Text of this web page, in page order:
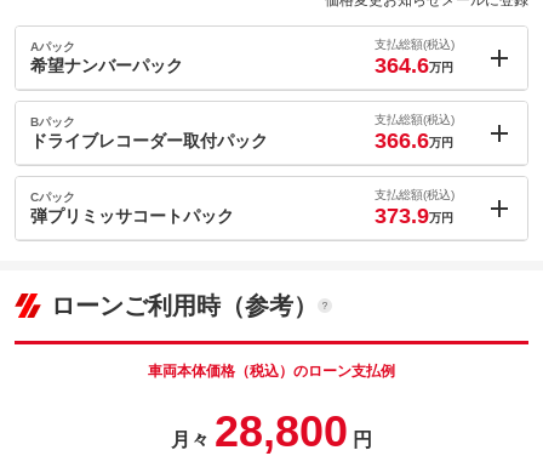
Aパック
希望ナンバーパック
支払総額(税込)
364.6万円
内：オプシ
ョン価格
(税込)
車両本体価
349.5万円
このパックの見積もり依頼（無料）
Bパック
ドライブレコーダー取付パック
支払総額(税込)
366.6万円
内：オプシ
ョン価格
(税込)
車両本体価
パック内容
Cパック
弾プリミッサコートパック
支払総額(税込)
373.9万円
車両本体価
349.5
ローンご利用時（参考）
車両本体価格（税込）のローン支払例
月々 28,800 円